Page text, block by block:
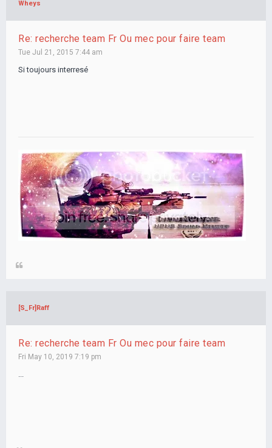
Wheys
Re: recherche team Fr Ou mec pour faire team
Tue Jul 21, 2015 7:44 am
Si toujours interresé
[S_Fr]Raff
Re: recherche team Fr Ou mec pour faire team
Fri May 10, 2019 7:19 pm
...